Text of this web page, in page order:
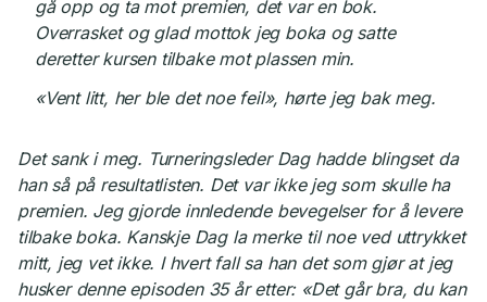
gå opp og ta mot premien, det var en bok.
Overrasket og glad mottok jeg boka og satte
deretter kursen tilbake mot plassen min.
«Vent litt, her ble det noe feil», hørte jeg bak meg.
Det sank i meg. Turneringsleder Dag hadde blingset da
han så på resultatlisten. Det var ikke jeg som skulle ha
premien. Jeg gjorde innledende bevegelser for å levere
tilbake boka. Kanskje Dag la merke til noe ved uttrykket
mitt, jeg vet ikke. I hvert fall sa han det som gjør at jeg
husker denne episoden 35 år etter: «Det går bra, du kan